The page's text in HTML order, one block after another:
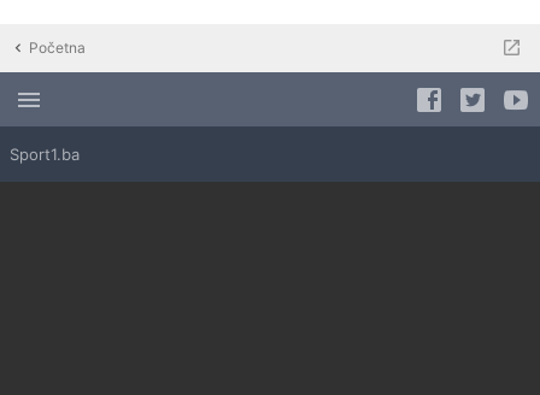
Početna
Sport1.ba